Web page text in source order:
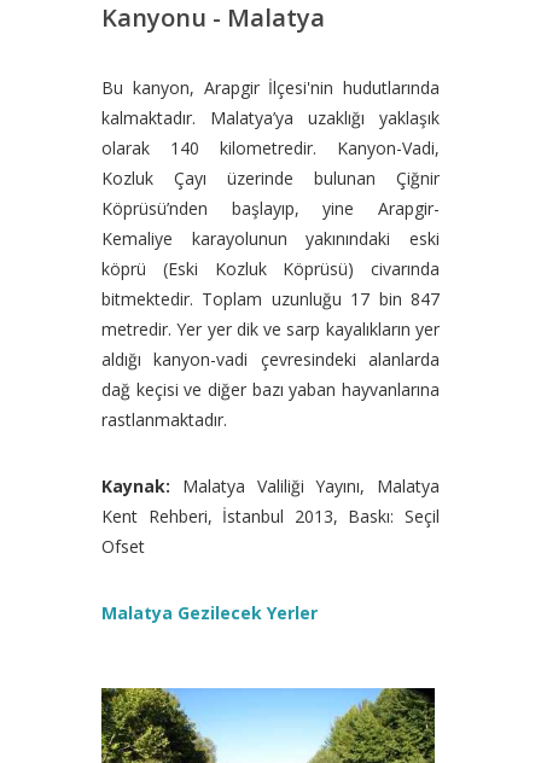
Kanyonu - Malatya
Bu kanyon, Arapgir İlçesi'nin hudutlarında
kalmaktadır. Malatya’ya uzaklığı yaklaşık
olarak 140 kilometredir. Kanyon-Vadi,
Kozluk Çayı üzerinde bulunan Çiğnir
Köprüsü’nden başlayıp, yine Arapgir-
Kemaliye karayolunun yakınındaki eski
köprü (Eski Kozluk Köprüsü) civarında
bitmektedir. Toplam uzunluğu 17 bin 847
metredir. Yer yer dik ve sarp kayalıkların yer
aldığı kanyon-vadi çevresindeki alanlarda
dağ keçisi ve diğer bazı yaban hayvanlarına
rastlanmaktadır.
Kaynak: Malatya Valiliği Yayını, Malatya
Kent Rehberi, İstanbul 2013, Baskı: Seçil
Ofset
Malatya Gezilecek Yerler